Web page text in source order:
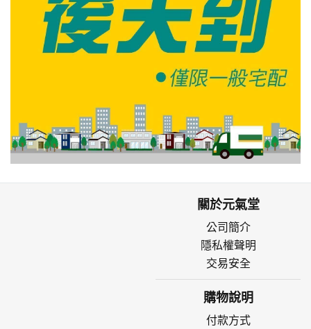
關於元氣堂
公司簡介
隱私權聲明
交易安全
購物說明
付款方式